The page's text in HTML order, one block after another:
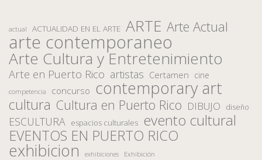
actual ACTUALIDAD EN EL ARTE ARTE Arte Actual
arte contemporaneo
Arte Cultura y Entretenimiento
Arte en Puerto Rico artistas Certamen cine
competencia concurso contemporary art
cultura Cultura en Puerto Rico DIBUJO diseño
ESCULTURA espacios culturales evento cultural
EVENTOS EN PUERTO RICO
exhibicion exhibiciones Exhibición